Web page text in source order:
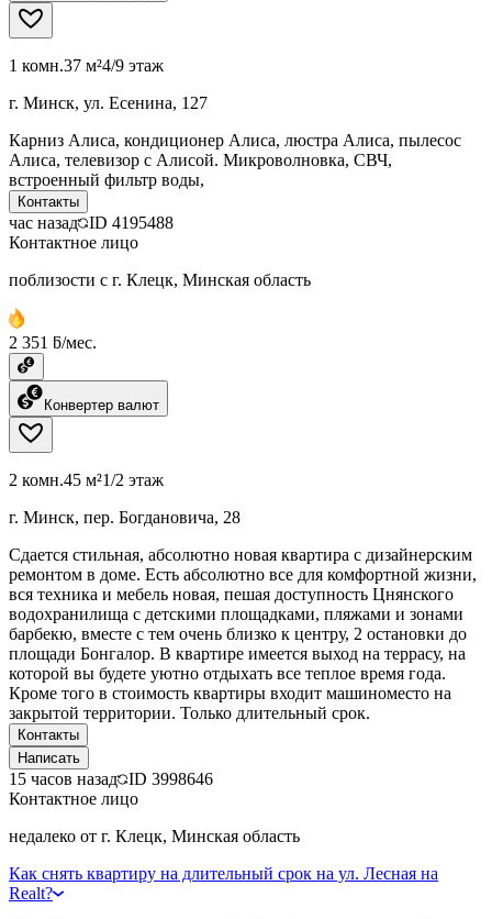
1 комн.37 м²4/9 этаж
г. Минск, ул. Есенина, 127
Карниз Алиса, кондиционер Алиса, люстра Алиса, пылесос
Алиса, телевизор с Алисой. Микроволновка, СВЧ,
встроенный фильтр воды,
Контакты
час назад ID 4195488
Контактное лицо
поблизости с г. Клецк, Минская область
2 351 ƃ/мес.
Конвертер валют
2 комн.45 м²1/2 этаж
г. Минск, пер. Богдановича, 28
Сдается стильная, абсолютно новая квартира с дизайнерским
ремонтом в доме. Есть абсолютно все для комфортной жизни,
вся техника и мебель новая, пешая доступность Цнянского
водохранилища с детскими площадками, пляжами и зонами
барбекю, вместе с тем очень близко к центру, 2 остановки до
площади Бонгалор. В квартире имеется выход на террасу, на
которой вы будете уютно отдыхать все теплое время года.
Кроме того в стоимость квартиры входит машиноместо на
закрытой территории. Только длительный срок.
Контакты
Написать
15 часов назад ID 3998646
Контактное лицо
недалеко от г. Клецк, Минская область
Как снять квартиру на длительный срок на ул. Лесная на
Realt?